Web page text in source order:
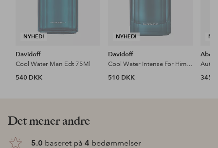
NYHED!
Davidoff
Cool Water Man Edt 75Ml
540 DKK
NYHED!
Davidoff
Cool Water Intense For Him Edp 50Ml
510 DKK
345
Det mener andre
5.0 baseret på 4 bedømmelser